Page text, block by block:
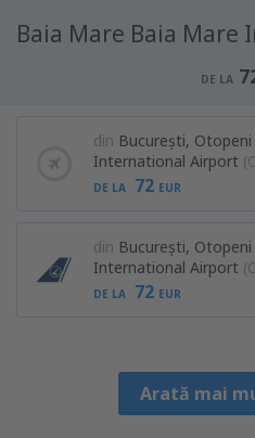
Baia Mare Baia Mare
DE LA
din București, Otopeni
International Airport
DE LA 72 EUR
din București, Otopeni
International Airport
DE LA 72 EUR
Arată mai